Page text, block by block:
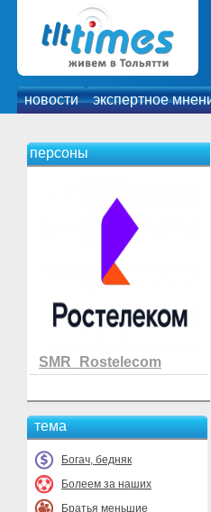
новости экспертное
персоны
SMR_Rostelecom
тема
Богач, бедняк
Болеем за наших
Братья меньшие